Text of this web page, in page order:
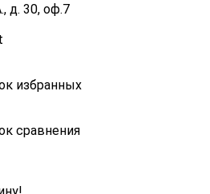
д. 30, оф.7
избранных
сравнения